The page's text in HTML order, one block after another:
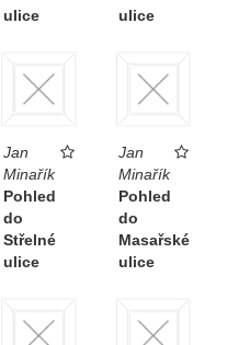
ulice
ulice
Jan
Minařík
Pohled
do
Střelné
ulice
Jan
Minařík
Pohled
do
Masařské
ulice